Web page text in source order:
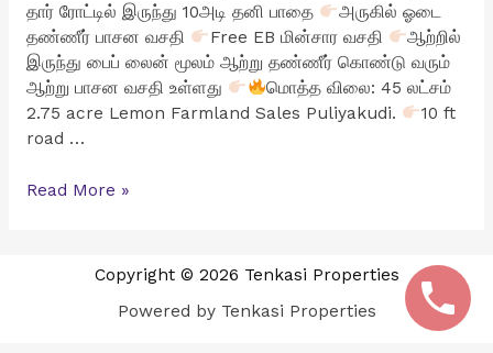
தார் ரோட்டில் இருந்து 10அடி தனி பாதை
அருகில் ஓடை
தண்ணீர் பாசன வசதி
Free EB மின்சார வசதி
ஆற்றில்
இருந்து பைப் லைன் மூலம் ஆற்று தண்ணீர் கொண்டு வரும்
ஆற்று பாசன வசதி உள்ளது
மொத்த விலை: 45 லட்சம்
2.75 acre Lemon Farmland Sales Puliyakudi.
10 ft
road …
2.75
விற்பனைக்கு
Read More »
Copyright © 2026 Tenkasi Properties
Powered by Tenkasi Properties